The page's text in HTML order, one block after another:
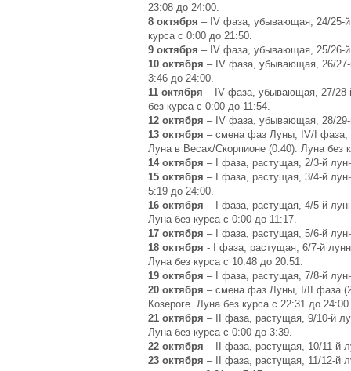
23:08 до 24:00.
8 октября – IV фаза, убывающая, 24/25-
курса с 0:00 до 21:50.
9 октября – IV фаза, убывающая, 25/26-
10 октября – IV фаза, убывающая, 26/27-
3:46 до 24:00.
11 октября – IV фаза, убывающая, 27/28-
без курса с 0:00 до 11:54.
12 октября – IV фаза, убывающая, 28/
13 октября – смена фаз Луны, IV/I фаза,
Луна в Весах/Скорпионе (0:40). Луна без
14 октября – I фаза, растущая, 2/3-й
15 октября – I фаза, растущая, 3/4-й
5:19 до 24:00.
16 октября – I фаза, растущая, 4/5-й
Луна без курса с 0:00 до 11:17.
17 октября – I фаза, растущая, 5/6-й
18 октября - I фаза, растущая, 6/7-й
Луна без курса с 10:48 до 20:51.
19 октября – I фаза, растущая, 7/8-й
20 октября – смена фаз Луны, I/II фаза
Козероге. Луна без курса с 22:31 до 24:00.
21 октября – II фаза, растущая, 9/10-й
Луна без курса с 0:00 до 3:39.
22 октября – II фаза, растущая, 10/11-й
23 октября – II фаза, растущая, 11/12-й